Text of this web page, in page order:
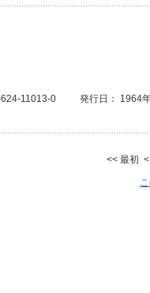
11013-0 発行日： 1964年
<< 最初